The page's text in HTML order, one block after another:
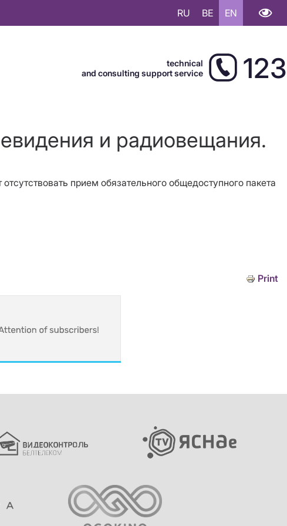
RU BE EN
technical
and consulting support service
123
и радиовещания.
прием обязательного общедоступного пакета
Print